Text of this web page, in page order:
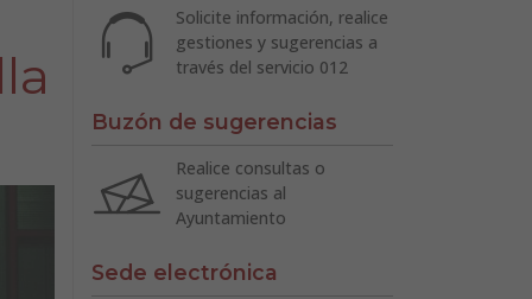
Solicite información, realice
gestiones y sugerencias a
través del servicio 012
Buzón de sugerencias
Realice consultas o
sugerencias al
Ayuntamiento
Sede electrónica